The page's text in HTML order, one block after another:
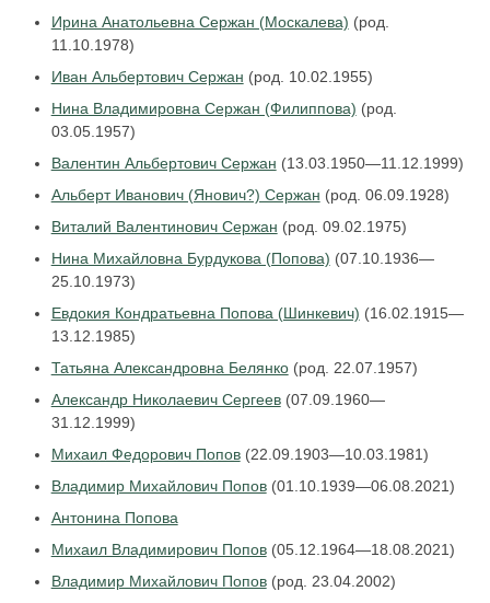
Ирина Анатольевна Сержан (Москалева) (род.
11.10.1978)
Иван Альбертович Сержан (род. 10.02.1955)
Нина Владимировна Сержан (Филиппова) (род.
03.05.1957)
Валентин Альбертович Сержан (13.03.1950—11.12.1999)
Альберт Иванович (Янович?) Сержан (род. 06.09.1928)
Виталий Валентинович Сержан (род. 09.02.1975)
Нина Михайловна Бурдукова (Попова) (07.10.1936—
25.10.1973)
Евдокия Кондратьевна Попова (Шинкевич) (16.02.1915—
13.12.1985)
Татьяна Александровна Белянко(род. 22.07.1957)
Александр Николаевич Сергеев(07.09.1960—
31.12.1999)
Михаил Федорович Попов(22.09.1903—10.03.1981)
Владимир Михайлович Попов(01.10.1939—06.08.2021)
Антонина Попова
Михаил Владимирович Попов(05.12.1964—18.08.2021)
Владимир Михайлович Попов(род. 23.04.2002)